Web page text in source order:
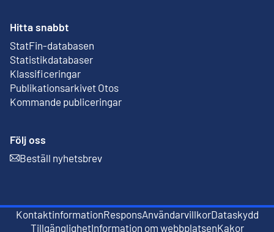
Hitta snabbt
StatFin-databasen
Extern länk
Statistikdatabaser
Klassificeringar
Publikationsarkivet Otos
Extern länk
Kommande publiceringar
Följ oss
Beställ nyhetsbrev
Extern länk
KontaktinformationRespons
Extern länk
Användarvillkor
Extern länk
Dataskydd
TillgänglighetInformation om webbplatsenKakor